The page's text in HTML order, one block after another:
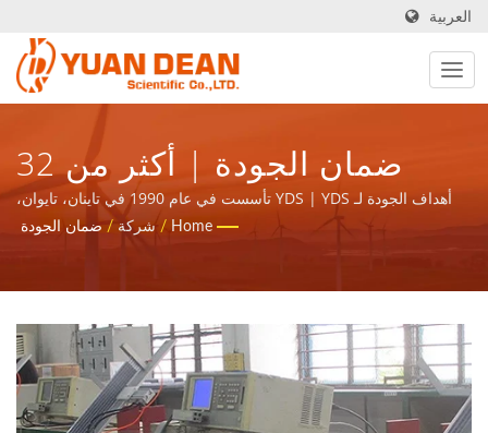
العربية
ضمان الجودة | أكثر من 32
عامًا من تصنيع مزودات الطاقة
والمكونات المغناطيسية |
YUAN DEAN SCIENTIFIC CO.,
LTD.
أهداف الجودة لـ YDS | YDS تأسست في عام 1990 في تاينان، تايوان،
وتم تأسيس مصنعنا هو ماو للإلكترونيات في عام 1995 في شيامن،
Home
/ شركة / ضمان الجودة